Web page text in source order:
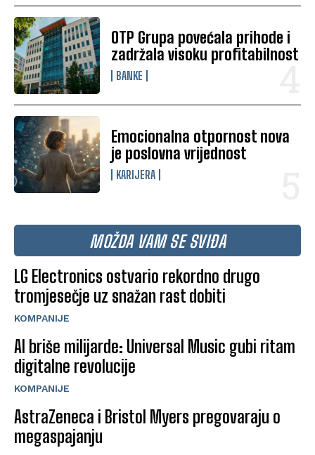
OTP Grupa povećala prihode i
zadržala visoku profitabilnost
BANKE
Emocionalna otpornost nova
je poslovna vrijednost
KARIJERA
MOŽDA VAM SE SVIĐA
LG Electronics ostvario rekordno drugo
tromjesečje uz snažan rast dobiti
KOMPANIJE
AI briše milijarde: Universal Music gubi ritam
digitalne revolucije
KOMPANIJE
AstraZeneca i Bristol Myers pregovaraju o
megaspajanju